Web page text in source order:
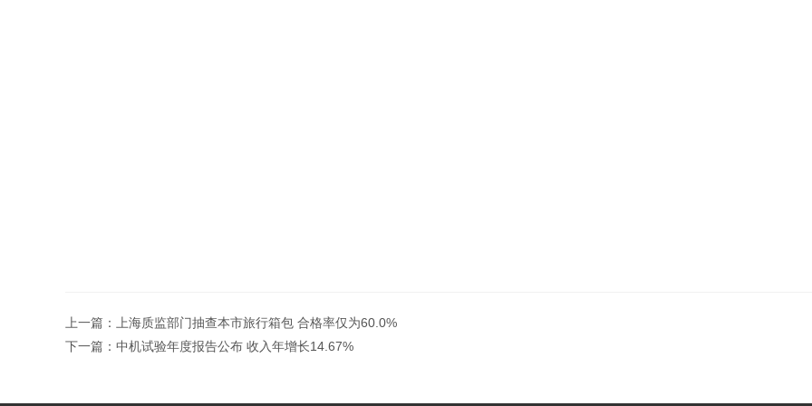
上一篇：
上海质监部门抽查本市旅行箱包 合格率仅为60.0%
下一篇： 中机试验年度报告公布 收入年增长14.67%